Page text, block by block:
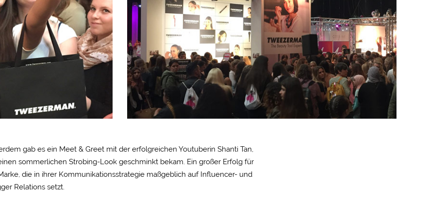
gab es ein Meet & Greet mit der erfolgreichen Youtuberin Shanti Tan,
sommerlichen Strobing-Look geschminkt bekam. Ein großer Erfolg für
die in ihrer Kommunikationsstrategie maßgeblich auf Influencer- und
Relations setzt.